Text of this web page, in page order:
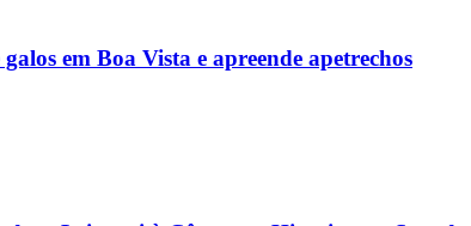
em Boa Vista e apreende apetrechos